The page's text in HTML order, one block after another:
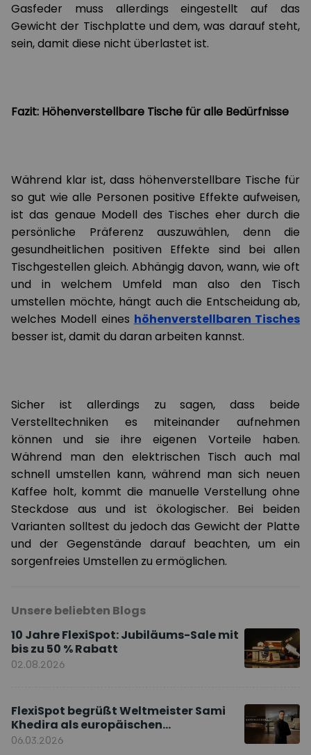
Gasfeder muss allerdings eingestellt auf das
Gewicht der Tischplatte und dem, was darauf steht,
sein, damit diese nicht überlastet ist.
Fazit: Höhenverstellbare Tische für alle Bedürfnisse
Während klar ist, dass höhenverstellbare Tische für
so gut wie alle Personen positive Effekte aufweisen,
ist das genaue Modell des Tisches eher durch die
persönliche Präferenz auszuwählen, denn die
gesundheitlichen positiven Effekte sind bei allen
Tischgestellen gleich. Abhängig davon, wann, wie oft
und in welchem Umfeld man also den Tisch
umstellen möchte, hängt auch die Entscheidung ab,
welches Modell eines höhenverstellbaren Tisches
besser ist, damit du daran arbeiten kannst.
Sicher ist allerdings zu sagen, dass beide
Verstelltechniken es miteinander aufnehmen
können und sie ihre eigenen Vorteile haben.
Während man den elektrischen Tisch auch mal
schnell umstellen kann, während man sich neuen
Kaffee holt, kommt die manuelle Verstellung ohne
Steckdose aus und ist ökologischer. Bei beiden
Varianten solltest du jedoch das Gewicht der Platte
und der Gegenstände darauf beachten, um ein
sorgenfreies Umstellen zu ermöglichen.
Unsere beliebten Blogs
10 Jahre FlexiSpot: Jubiläums-Sale mit
bis zu 50 % Rabatt
02.08.2026
FlexiSpot begrüßt Weltmeister Sami
Khedira als europäischen
Markenbotschafter
06.03.2026